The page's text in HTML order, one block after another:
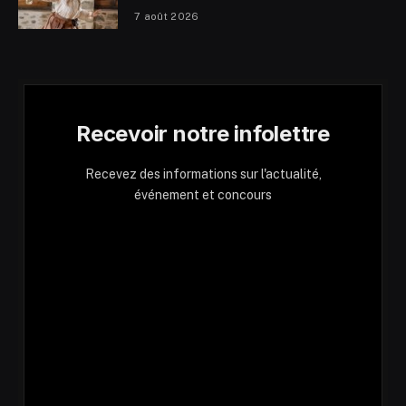
7 août 2026
Recevoir notre infolettre
Recevez des informations sur l'actualité,
événement et concours